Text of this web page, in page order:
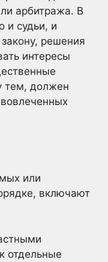
арбитража. В
и судьи, и
решения
интересы
тем, должен
или
включают
отдельные